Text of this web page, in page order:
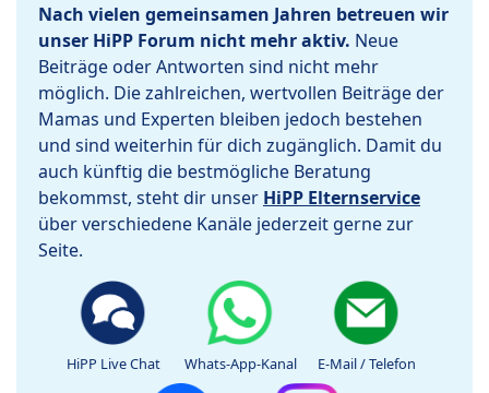
Nach vielen gemeinsamen Jahren betreuen wir
unser HiPP Forum nicht mehr aktiv. Neue
Beiträge oder Antworten sind nicht mehr
möglich. Die zahlreichen, wertvollen Beiträge der
Mamas und Experten bleiben jedoch bestehen
und sind weiterhin für dich zugänglich. Damit du
auch künftig die bestmögliche Beratung
bekommst, steht dir unser HiPP Elternservice
über verschiedene Kanäle jederzeit gerne zur
Seite.
HiPP Live Chat Whats-App-Kanal E-Mail / Telefon